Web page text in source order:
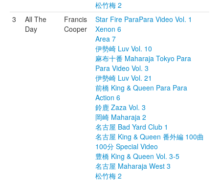
松竹梅 2
3
All The
Day
Francis
Cooper
Star Fire ParaPara Video Vol. 1
Xenon 6
Area 7
伊勢崎 Luv Vol. 10
麻布十番 Maharaja Tokyo Para
Para Video Vol. 3
伊勢崎 Luv Vol. 21
前橋 King & Queen Para Para
Action 6
鈴鹿 Zaza Vol. 3
岡崎 Maharaja 2
名古屋 Bad Yard Club 1
名古屋 King & Queen 番外編 100曲
100分 Special Video
豊橋 King & Queen Vol. 3-5
名古屋 Maharaja West 3
松竹梅 2